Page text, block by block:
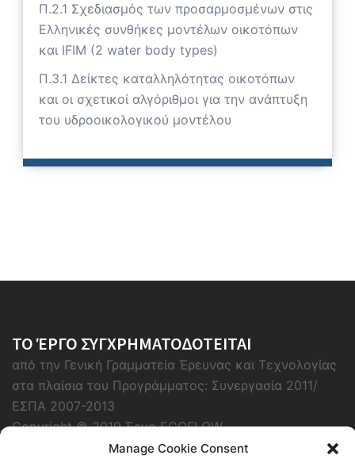
Manage Cookie Consent
Π.2.1 Σχεδιασμός των προσαρμοσμένων στις
Ελληνικές συνθήκες μοντέλων οικοτόπων
και IFIM (2 water body types)
Π.3.1 Δείκτες καταλληλότητας οικοτόπων
και οι σχετικοί αλγόριθμοι για την ανάπτυξη
του υδροοικολογικού μοντέλου
ΤΟ ΈΡΓΟ ΣΥΓΧΡΗΜΑΤΟΔΟΤΕΙΤΑΙ
από την Γενική Γραμματεία Έρευνας και Τεχνολογίας
στα πλαίσια του Προγράμματος: Συνεργασία 2011/
ΕΣΠΑ 2007-2013
Copyright © 2019 Έργο ECOFLOW